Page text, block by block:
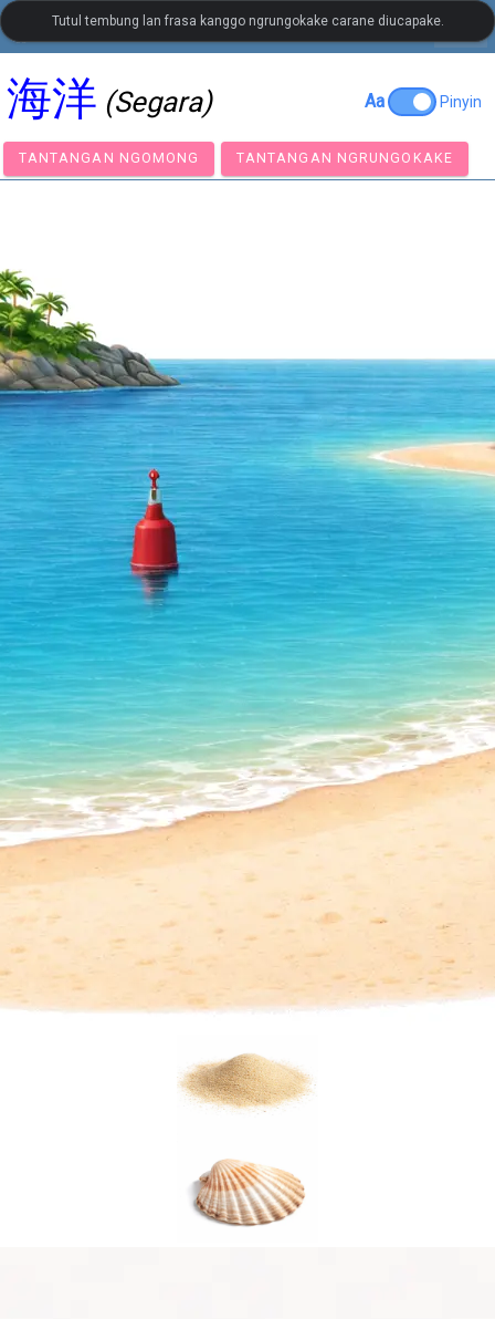
LanguageGuide.org•Kosa Kata Visual Bahasa Tionghoa
海洋 (Segara) Aa Pinyin
TANTANGAN NGOMONG TANTANGAN
Tutul tembung lan frasa kanggo ngrungokake carane diucapake.